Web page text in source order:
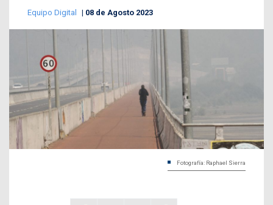
Equipo Digital 08 de Agosto 2023
Fotografía: Raphael Sierra